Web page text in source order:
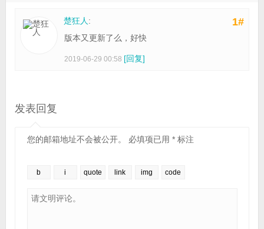
1#
楚狂人 :
版本又更新了么，好快
2019-06-29 00:58 [回复]
发表回复
您的邮箱地址不会被公开。 必填项已用 *标注